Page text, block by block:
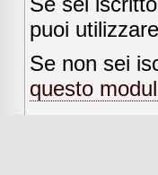
puoi
Se non sei
questo